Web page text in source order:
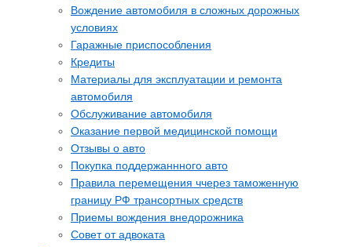
Вождение автомобиля в сложных дорожных
условиях
Гаражные приспособления
Кредиты
Материалы для эксплуатации и ремонта
автомобиля
Обслуживание автомобиля
Оказание первой медицинской помощи
Отзывы о авто
Покупка поддержаннного авто
Правила перемещения ччерез таможенную
границу РФ трансортных средств
Приемы вождения внедорожника
Совет от адвоката